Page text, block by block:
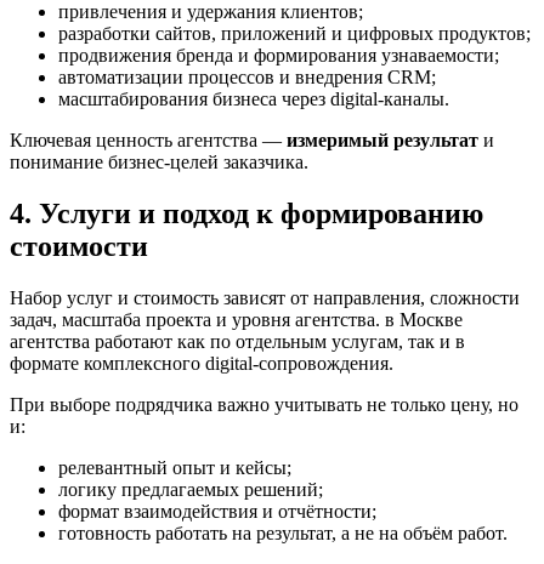
привлечения и удержания клиентов;
разработки сайтов, приложений и цифровых продуктов;
продвижения бренда и формирования узнаваемости;
автоматизации процессов и внедрения CRM;
масштабирования бизнеса через digital-каналы.
Ключевая ценность агентства — измеримый результат и
понимание бизнес-целей заказчика.
4. Услуги и подход к формированию
стоимости
Набор услуг и стоимость зависят от направления, сложности
задач, масштаба проекта и уровня агентства. в Москве
агентства работают как по отдельным услугам, так и в
формате комплексного digital-сопровождения.
При выборе подрядчика важно учитывать не только цену, но
и:
релевантный опыт и кейсы;
логику предлагаемых решений;
формат взаимодействия и отчётности;
готовность работать на результат, а не на объём работ.